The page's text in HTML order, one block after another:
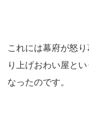
これには幕府が怒
り上げおわい屋と
なったのです。